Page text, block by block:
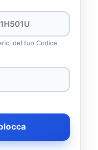
del tuo Codice